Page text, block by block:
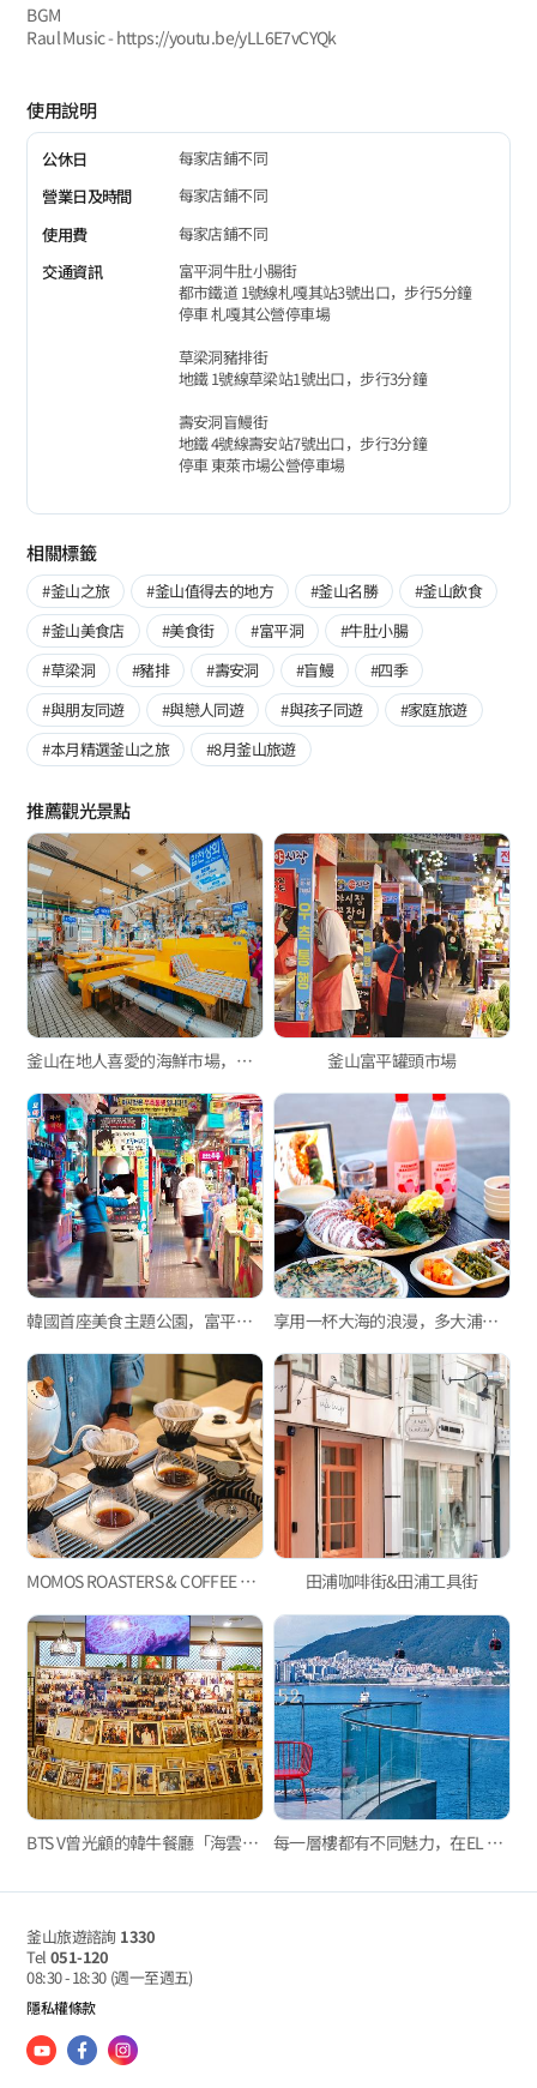
BGM
Raul Music - https://youtu.be/yLL6E7vCYQk
使用說明
公休日
每家店鋪不同
營業日及時間
每家店鋪不同
使用費
每家店鋪不同
交通資訊
富平洞牛肚小腸街
都市鐵道 1號線札嘎其站3號出口，步行5分鐘
停車 札嘎其公營停車場
草梁洞豬排街
地鐵 1號線草梁站1號出口，步行3分鐘
壽安洞盲鰻街
地鐵 4號線壽安站7號出口，步行3分鐘
停車 東萊市場公營停車場
相關標籤
#釜山之旅 #釜山值得去的地方 #釜山名勝
#釜山飲食
#釜山美食店
#美食街 #富平洞
#牛肚小腸
#草梁洞
#豬排 #壽安洞 #盲鰻
#四季
#與朋友同遊
#與戀人同遊 #與孩子同遊
#家庭旅遊
#本月精選釜山之旅
#8月釜山旅遊
推薦觀光景點
釜山在地人喜愛的海鮮市場，新東亞水產綜合市場與玄風餐廳 釜山富平罐頭市場
韓國首座美食主題公園，富平罐頭夜市 享用一杯大海的浪漫，多大浦「奶奶家」手工馬格利酒與海鮮
MOMOS ROASTERS & COFFEE BAR 田浦咖啡街&田浦工具街
BTS V曾光顧的韓牛餐廳「海雲臺一品韓牛」 每一層樓都有不同魅力，在EL 16.52欣賞最特別的松島海景
釜山旅遊諮詢 1330
Tel 051-120
08:30 - 18:30 (週一至週五)
隱私權條款